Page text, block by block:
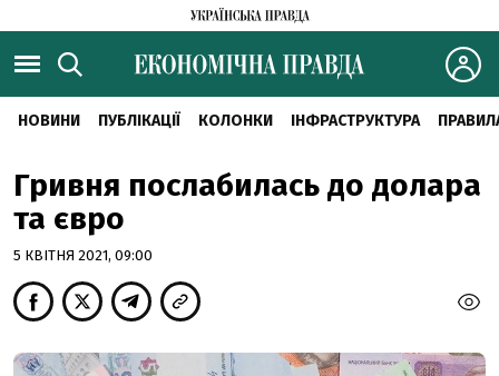
НОВИНИ ПУБЛІКАЦІЇ КОЛОНКИ ІНФРАСТРУКТУРА
Гривня послабилась до долара
та євро
5 КВІТНЯ 2021, 09:00